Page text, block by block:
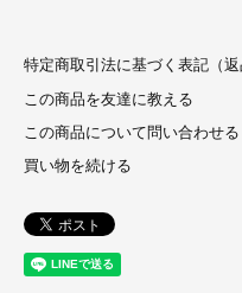
特定商取引法に基づく表記（返
この商品を友達に教える
この商品について問い合わせる
買い物を続ける